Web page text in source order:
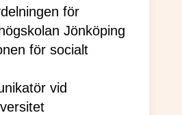
för
Jönköping
för socialt
vid